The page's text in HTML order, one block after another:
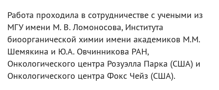
Работа проходила в сотрудничестве с учеными из
МГУ имени М. В. Ломоносова, Института
биоорганической химии имени академиков М.М.
Шемякина и Ю.А. Овчинникова РАН,
Онкологического центра Розуэлла Парка (США) и
Онкологического центра Фокс Чейз (США).